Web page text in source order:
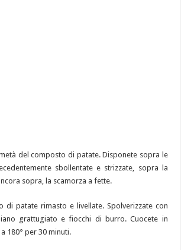
del composto di patate. Disponete sopra le
sbollentate e strizzate, sopra la
sopra, la scamorza a fette.
di patate rimasto e livellate. Spolverizzate con
grattugiato e fiocchi di burro. Cuocete in
180° per 30 minuti.